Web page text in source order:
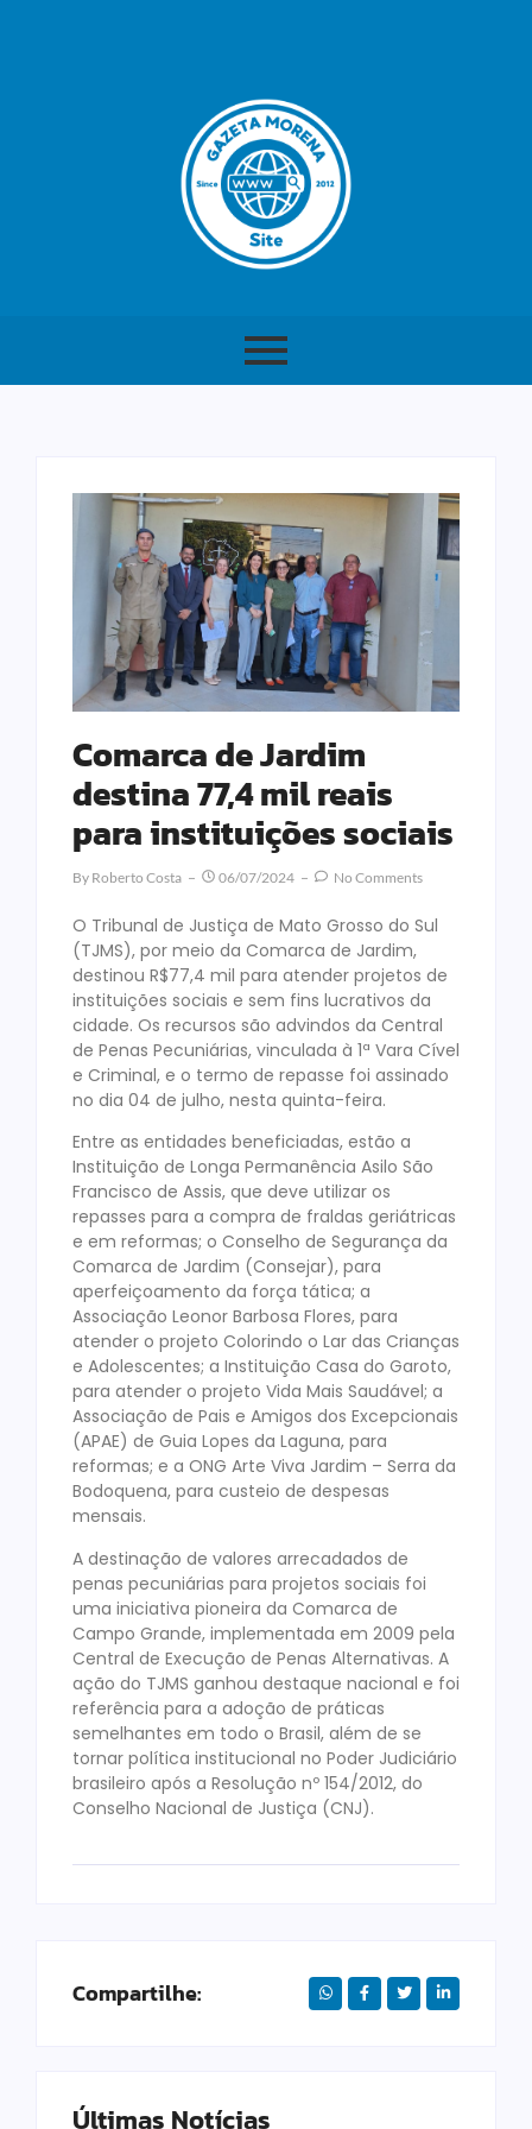
Comarca de Jardim
destina 77,4 mil reais
para instituições sociais
By Roberto Costa 06/07/2024 No Comments
O Tribunal de Justiça de Mato Grosso do Sul
(TJMS), por meio da Comarca de Jardim,
destinou R$77,4 mil para atender projetos de
instituições sociais e sem fins lucrativos da
cidade. Os recursos são advindos da Central
de Penas Pecuniárias, vinculada à 1ª Vara Cível
e Criminal, e o termo de repasse foi assinado
no dia 04 de julho, nesta quinta-feira.
Entre as entidades beneficiadas, estão a
Instituição de Longa Permanência Asilo São
Francisco de Assis, que deve utilizar os
repasses para a compra de fraldas geriátricas
e em reformas; o Conselho de Segurança da
Comarca de Jardim (Consejar), para
aperfeiçoamento da força tática; a
Associação Leonor Barbosa Flores, para
atender o projeto Colorindo o Lar das Crianças
e Adolescentes; a Instituição Casa do Garoto,
para atender o projeto Vida Mais Saudável; a
Associação de Pais e Amigos dos Excepcionais
(APAE) de Guia Lopes da Laguna, para
reformas; e a ONG Arte Viva Jardim – Serra da
Bodoquena, para custeio de despesas
mensais.
A destinação de valores arrecadados de
penas pecuniárias para projetos sociais foi
uma iniciativa pioneira da Comarca de
Campo Grande, implementada em 2009 pela
Central de Execução de Penas Alternativas. A
ação do TJMS ganhou destaque nacional e foi
referência para a adoção de práticas
semelhantes em todo o Brasil, além de se
tornar política institucional no Poder Judiciário
brasileiro após a Resolução nº 154/2012, do
Conselho Nacional de Justiça (CNJ).
Compartilhe:
Últimas Notícias